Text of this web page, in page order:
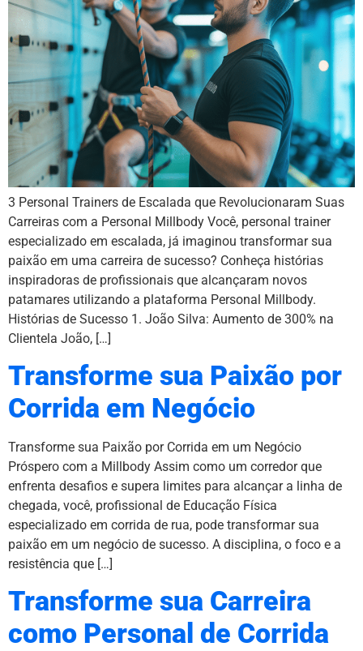
3 Personal Trainers de Escalada que Revolucionaram Suas
Carreiras com a Personal Millbody Você, personal trainer
especializado em escalada, já imaginou transformar sua
paixão em uma carreira de sucesso? Conheça histórias
inspiradoras de profissionais que alcançaram novos
patamares utilizando a plataforma Personal Millbody.
Histórias de Sucesso 1. João Silva: Aumento de 300% na
Clientela João, […]
Transforme sua Paixão por
Corrida em Negócio
Transforme sua Paixão por Corrida em um Negócio
Próspero com a Millbody Assim como um corredor que
enfrenta desafios e supera limites para alcançar a linha de
chegada, você, profissional de Educação Física
especializado em corrida de rua, pode transformar sua
paixão em um negócio de sucesso. A disciplina, o foco e a
resistência que […]
Transforme sua Carreira
como Personal de Corrida